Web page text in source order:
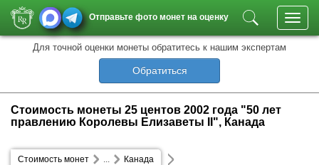
Отправьте фото монет на оценку
Для точной оценки монеты обратитесь к нашим экспертам
Обратиться
Стоимость монеты 25 центов 2002 года "50 лет
правлению Королевы Елизаветы II", Канада
Стоимость монет Канада
...